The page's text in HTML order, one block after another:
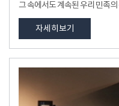
그 속에서도 계속된 우리 민족
자세히보기